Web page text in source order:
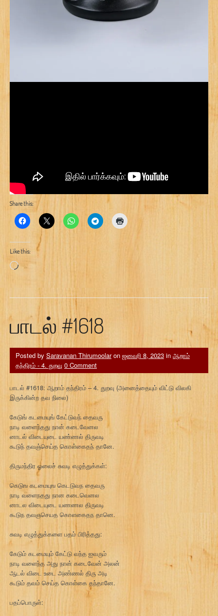
Share this:
Like this:
Loading…
பாடல் #1618
Posted by Saravanan Thirumoolaron ஜனவரி 8, 2023 in ஆறாம்
தந்திரம் - 4. துறவு 0 Comment
பாடல் #1618: ஆறாம் தந்திரம் – 4. துறவு (அனைத்தையும் விட்டு விலகி
இருக்கின்ற தவ நிலை)
கேடுங் கடமையுங் கேட்டுவந் தைவரு
நாடி வளைந்தது நான் கடைவேனல
னாடல் விடையுடை யண்ணல் திருவடி
கூடுந் தவஞ்செய்த கொள்கைதந் தானே.
திருமந்திர ஓலைச் சுவடி எழுத்துக்கள்:
கெடுங கடமையுங கெடடுவந தைவரு
நாடி வளைநதது நான கடைவெனல
னாடல விடையுடை யணணல திருவடி
கூடுந தவஞசெயத கொளகைதந தானெ.
சுவடி எழுத்துக்களை பதம் பிரித்தது:
கேடும் கடமையும் கேட்டு வந்த ஐவரும்
நாடி வளைந்த அது நான் கடைவேன் அலன்
ஆடல் விடை உடை அண்ணல் திரு அடி
கூடும் தவம் செய்த கொள்கை தந்தானே.
பதப்பொருள்: